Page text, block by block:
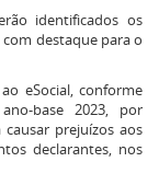
identificados os
destaque para o
eSocial, conforme
base 2023, por
prejuízos aos
declarantes, nos